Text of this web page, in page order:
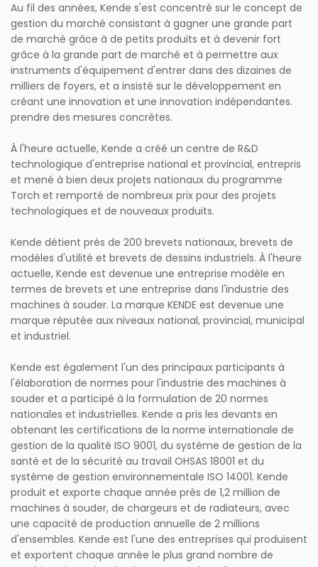
Au fil des années, Kende s'est concentré sur le concept de
gestion du marché consistant à gagner une grande part
de marché grâce à de petits produits et à devenir fort
grâce à la grande part de marché et à permettre aux
instruments d'équipement d'entrer dans des dizaines de
milliers de foyers, et a insisté sur le développement en
créant une innovation et une innovation indépendantes.
prendre des mesures concrètes.
À l'heure actuelle, Kende a créé un centre de R&D
technologique d'entreprise national et provincial, entrepris
et mené à bien deux projets nationaux du programme
Torch et remporté de nombreux prix pour des projets
technologiques et de nouveaux produits.
Kende détient près de 200 brevets nationaux, brevets de
modèles d'utilité et brevets de dessins industriels. À l'heure
actuelle, Kende est devenue une entreprise modèle en
termes de brevets et une entreprise dans l'industrie des
machines à souder. La marque KENDE est devenue une
marque réputée aux niveaux national, provincial, municipal
et industriel.
Kende est également l'un des principaux participants à
l'élaboration de normes pour l'industrie des machines à
souder et a participé à la formulation de 20 normes
nationales et industrielles. Kende a pris les devants en
obtenant les certifications de la norme internationale de
gestion de la qualité ISO 9001, du système de gestion de la
santé et de la sécurité au travail OHSAS 18001 et du
système de gestion environnementale ISO 14001. Kende
produit et exporte chaque année près de 1,2 million de
machines à souder, de chargeurs et de radiateurs, avec
une capacité de production annuelle de 2 millions
d'ensembles. Kende est l'une des entreprises qui produisent
et exportent chaque année le plus grand nombre de